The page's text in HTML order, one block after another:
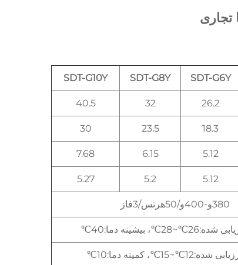
SDT-G6Y
SDT-G8Y
SDT-G10Y
26.2
32
40.5
18.3
23.5
30
5.12
6.15
7.68
5.12
5.2
5.27
380و-400و/50هرتس/3فاز
بیشینه دما:40℃
کمینه دما:10℃